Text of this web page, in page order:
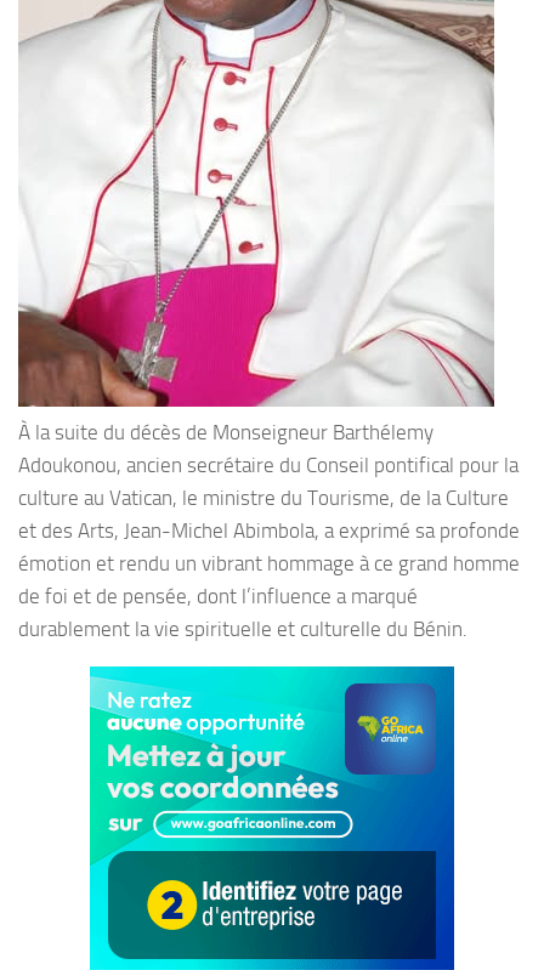
À la suite du décès de Monseigneur Barthélemy
Adoukonou, ancien secrétaire du Conseil pontifical pour la
culture au Vatican, le ministre du Tourisme, de la Culture
et des Arts, Jean-Michel Abimbola, a exprimé sa profonde
émotion et rendu un vibrant hommage à ce grand homme
de foi et de pensée, dont l’influence a marqué
durablement la vie spirituelle et culturelle du Bénin.